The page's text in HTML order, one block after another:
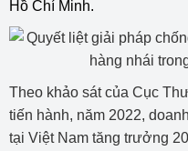
Hồ Chí Minh.
Theo khảo sát của Cục
tiến hành, năm 2022,
tại Việt Nam tăng trưởng